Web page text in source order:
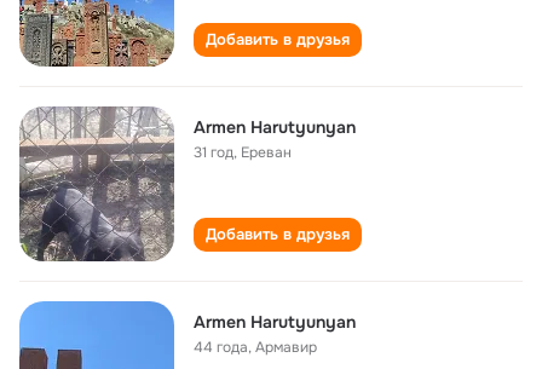
Добавить в друзья
Armen Harutyunyan
31 год, Ереван
Добавить в друзья
Armen Harutyunyan
44 года,Армавир